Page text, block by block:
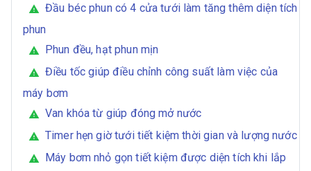
warning
Đầu béc phun có 4 cửa tưới làm tăng thêm diện tích
phun
warning Phun đều, hạt phun mịn
warning
Điều tốc giúp điều chỉnh công suất làm việc của
máy bơm
warning Van khóa từ giúp đóng mở nước
warning Timer hẹn giờ tưới tiết kiệm thời gian và lượng nước
warning
Máy bơm nhỏ gọn tiết kiệm được diện tích khi lắp